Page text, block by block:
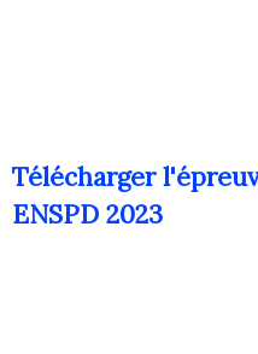
Télécharger
ENSPD 2023